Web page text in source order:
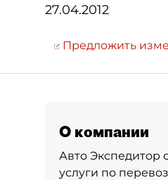
27.04.2012
Предложить
О компании
Авто Экспедитор
услуги по